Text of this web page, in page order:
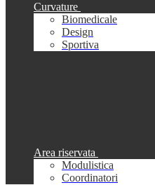
Curvature
Biomedicale
Design
Sportiva
Area riservata
Modulistica
Coordinatori